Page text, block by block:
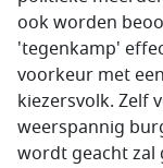
ook worden
'tegenkamp'
voorkeur met
kiezersvolk. Zelf
weerspannig
wordt geacht zal